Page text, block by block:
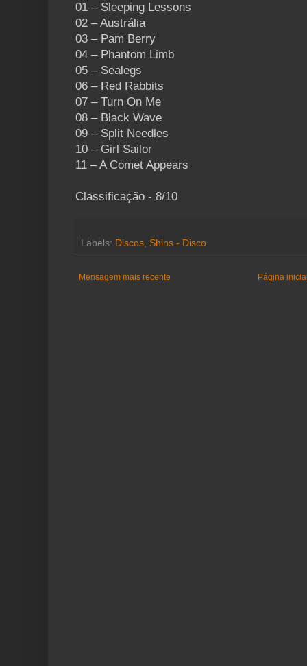
01 – Sleeping Lessons
02 – Austrália
03 – Pam Berry
04 – Phantom Limb
05 – Sealegs
06 – Red Rabbits
07 – Turn On Me
08 – Black Wave
09 – Split Needles
10 – Girl Sailor
11 – A Comet Appears
Classificação - 8/10
Labels: Discos, Shins - Disco
Mensagem mais recente Página